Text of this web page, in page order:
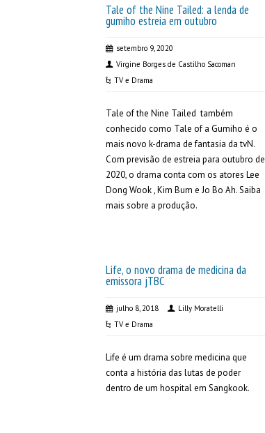
Tale of the Nine Tailed: a lenda de
gumiho estreia em outubro
setembro 9, 2020
Virgine Borges de Castilho Sacoman
TV e Drama
Tale of the Nine Tailed também
conhecido como Tale of a Gumiho é o
mais novo k-drama de fantasia da tvN.
Com previsão de estreia para outubro de
2020, o drama conta com os atores Lee
Dong Wook , Kim Bum e Jo Bo Ah. Saiba
mais sobre a produção.
Life, o novo drama de medicina da
emissora jTBC
julho 8, 2018
Lilly Moratelli
TV e Drama
Life é um drama sobre medicina que
conta a história das lutas de poder
dentro de um hospital em Sangkook.